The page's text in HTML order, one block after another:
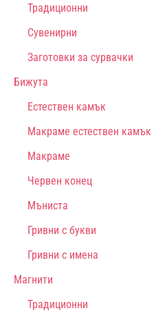
Традиционни
Сувенирни
Заготовки за сурвачки
Бижута
Естествен камък
Макраме естествен камък
Макраме
Червен конец
Мъниста
Гривни с букви
Гривни с имена
Магнити
Традиционни